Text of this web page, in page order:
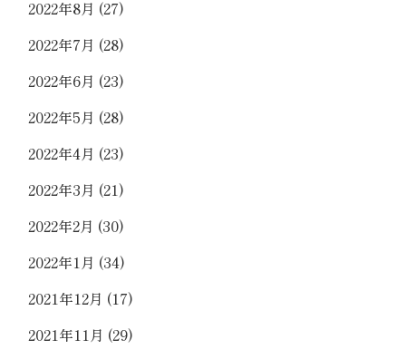
2022年8月 (27)
2022年7月 (28)
2022年6月 (23)
2022年5月 (28)
2022年4月 (23)
2022年3月 (21)
2022年2月 (30)
2022年1月 (34)
2021年12月 (17)
2021年11月 (29)